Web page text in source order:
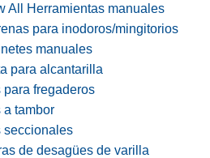
All Herramientas manuales
para inodoros/mingitorios
manuales
para alcantarilla
para fregaderos
a tambor
seccionales
de desagües de varilla